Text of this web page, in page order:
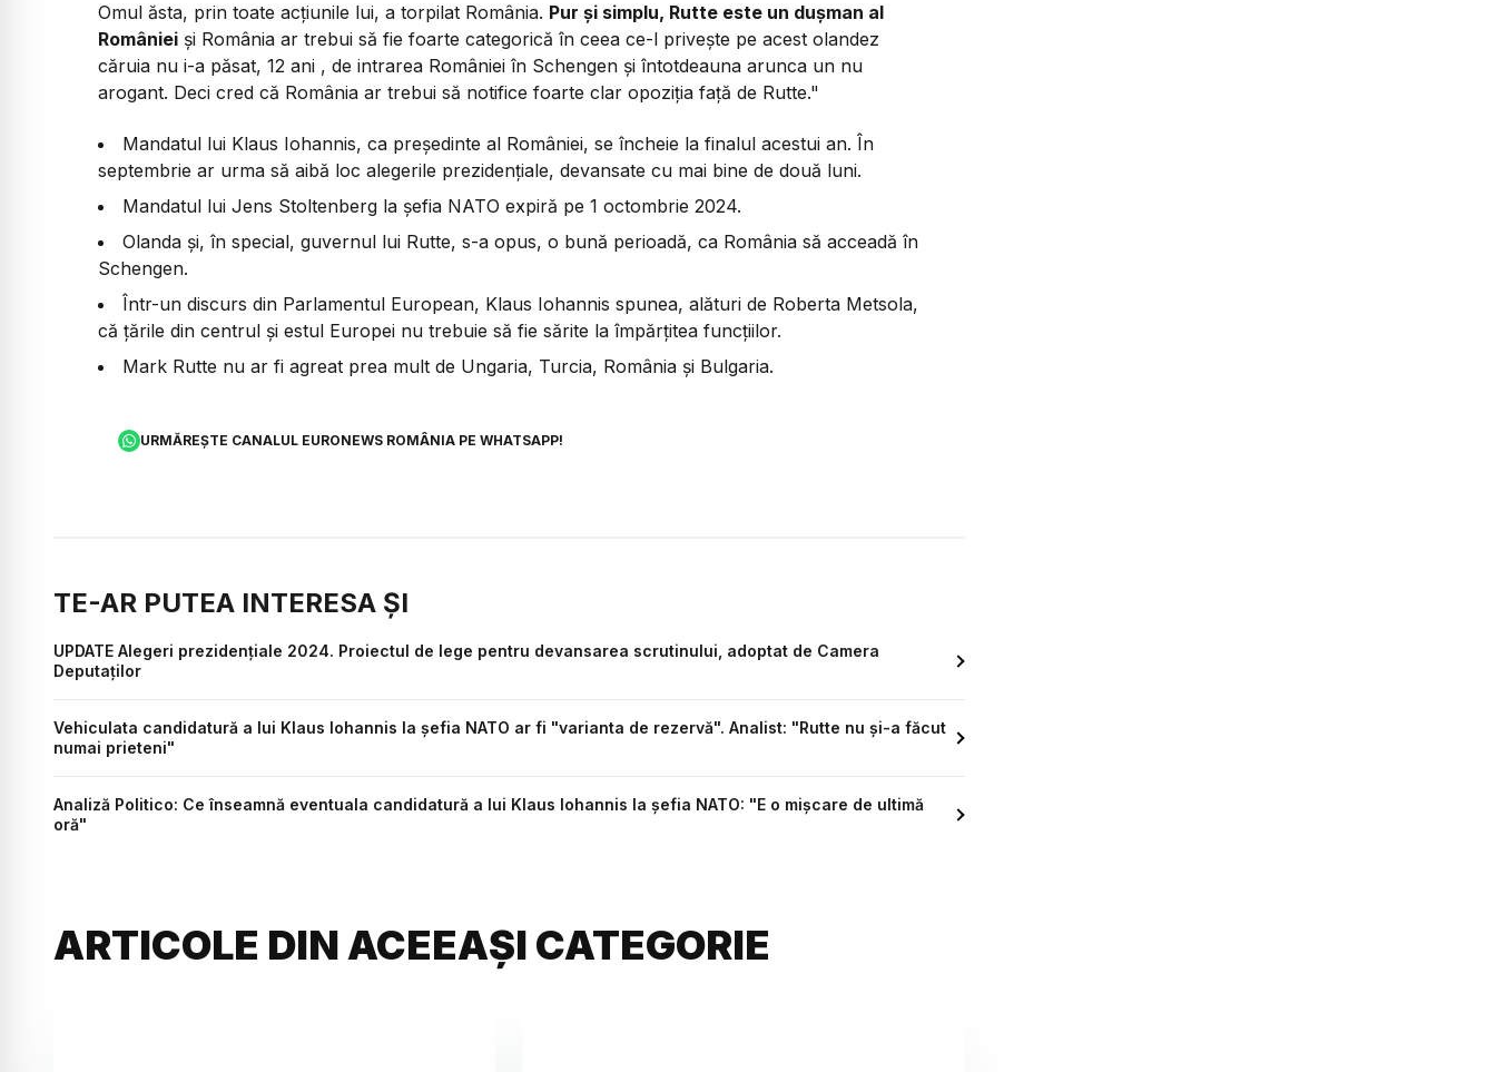
Omul ăsta, prin toate acțiunile lui, a torpilat România. Pur și simplu, Rutte este un dușman al
României și România ar trebui să fie foarte categorică în ceea ce-l privește pe acest olandez
căruia nu i-a păsat, 12 ani , de intrarea României în Schengen și întotdeauna arunca un nu
arogant. Deci cred că România ar trebui să notifice foarte clar opoziția față de Rutte."
Mandatul lui Klaus Iohannis, ca președinte al României, se încheie la finalul acestui an. În
septembrie ar urma să aibă loc alegerile prezidențiale, devansate cu mai bine de două luni.
Mandatul lui Jens Stoltenberg la șefia NATO expiră pe 1 octombrie 2024.
Olanda și, în special, guvernul lui Rutte, s-a opus, o bună perioadă, ca România să acceadă în
Schengen.
Într-un discurs din Parlamentul European, Klaus Iohannis spunea, alături de Roberta Metsola,
că țările din centrul și estul Europei nu trebuie să fie sărite la împărțitea funcțiilor.
Mark Rutte nu ar fi agreat prea mult de Ungaria, Turcia, România și Bulgaria.
URMĂREȘTE CANALUL EURONEWS ROMÂNIA PE WHATSAPP!
TE-AR PUTEA INTERESA ȘI
UPDATE Alegeri prezidențiale 2024. Proiectul de lege pentru devansarea scrutinului, adoptat de Camera
Deputaților
Vehiculata candidatură a lui Klaus Iohannis la șefia NATO ar fi "varianta de rezervă". Analist: "Rutte nu și-a făcut
numai prieteni"
Analiză Politico: Ce înseamnă eventuala candidatură a lui Klaus Iohannis la șefia NATO: "E o mișcare de ultimă
oră"
ARTICOLE DIN ACEEAȘI CATEGORIE